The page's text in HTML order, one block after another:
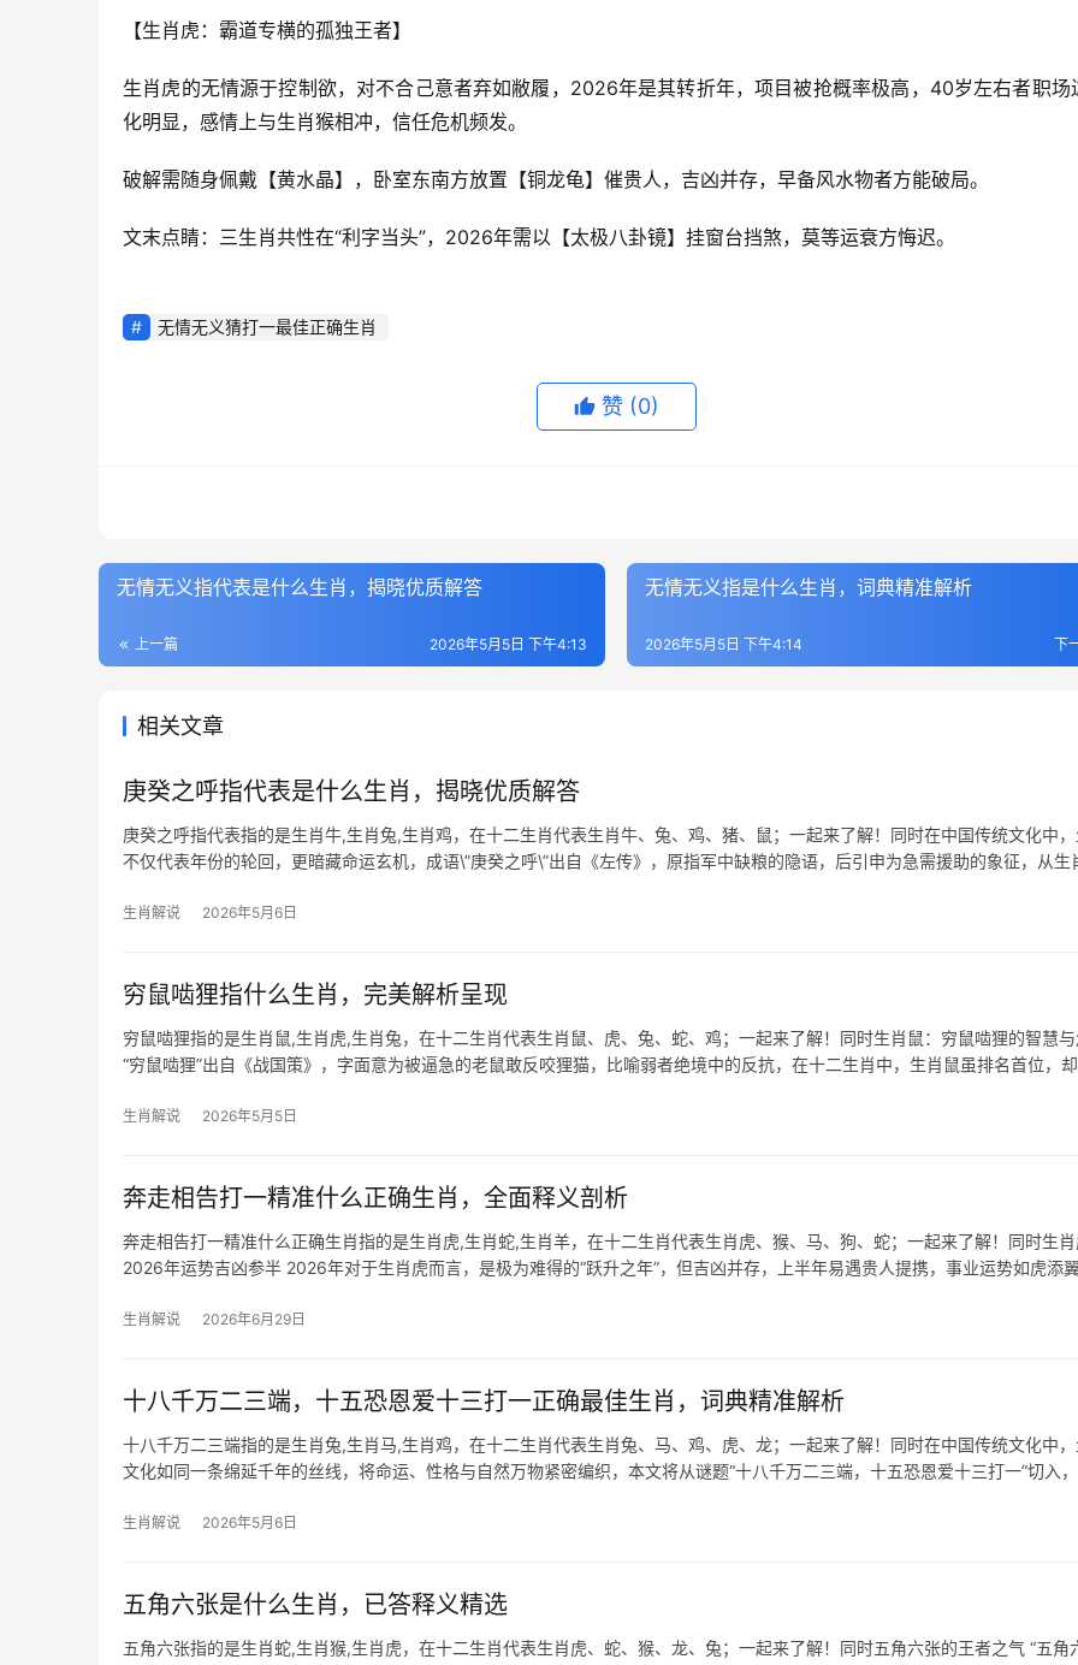
【生肖虎：霸道专横的孤独王者】
生肖虎的无情源于控制欲，对不合己意者弃如敝履，2026年是其转折年，项目被抢概率极高，40岁左右者职场
化明显，感情上与生肖猴相冲，信任危机频发。
破解需随身佩戴【黄水晶】，卧室东南方放置【铜龙龟】催贵人，吉凶并存，早备风水物者方能破局。
文末点睛：三生肖共性在“利字当头”，2026年需以【太极八卦镜】挂窗台挡煞，莫等运衰方悔迟。
无情无义猜打一最佳正确生肖
赞 (0)
无情无义指代表是什么生肖，揭晓优质解答
上一篇 2026年5月5日 下午4:13
无情无义指是什么生肖，词典精准解析
下
2026年5月5日 下午4:14
相关文章
庚癸之呼指代表是什么生肖，揭晓优质解答
庚癸之呼指代表指的是生肖牛,生肖兔,生肖鸡，在十二生肖代表生肖牛、兔、鸡、猪、鼠；一起来了解！同时在中国传统文化中
不仅代表年份的轮回，更暗藏命运玄机，成语\”庚癸之呼\”出自《左传》，原指军中缺粮的隐语，后引申为急需援助的象征，从生
生肖解说 2026年5月6日
穷鼠啮狸指什么生肖，完美解析呈现
穷鼠啮狸指的是生肖鼠,生肖虎,生肖兔，在十二生肖代表生肖鼠、虎、兔、蛇、鸡；一起来了解！同时生肖鼠：穷鼠啮狸的智慧
“穷鼠啮狸”出自《战国策》，字面意为被逼急的老鼠敢反咬狸猫，比喻弱者绝境中的反抗，在十二生肖中，生肖鼠虽排名首位，
生肖解说 2026年5月5日
奔走相告打一精准什么正确生肖，全面释义剖析
奔走相告打一精准什么正确生肖指的是生肖虎,生肖蛇,生肖羊，在十二生肖代表生肖虎、猴、马、狗、蛇；一起来了解！同时生
2026年运势吉凶参半 2026年对于生肖虎而言，是极为难得的“跃升之年”，但吉凶并存，上半年易遇贵人提携，事业运势如虎添
生肖解说 2026年6月29日
十八千万二三端，十五恐恩爱十三打一正确最佳生肖，词典精准解析
十八千万二三端指的是生肖兔,生肖马,生肖鸡，在十二生肖代表生肖兔、马、鸡、虎、龙；一起来了解！同时在中国传统文化中
文化如同一条绵延千年的丝线，将命运、性格与自然万物紧密编织，本文将从谜题“十八千万二三端，十五恐恩爱十三打一”切入
生肖解说 2026年5月6日
五角六张是什么生肖，已答释义精选
五角六张指的是生肖蛇,生肖猴,生肖虎，在十二生肖代表生肖虎、蛇、猴、龙、兔；一起来了解！同时五角六张的王者之气 “五角